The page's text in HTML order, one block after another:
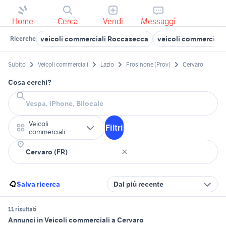
Home Cerca Vendi Messaggi
Ricerche veicoli commerciali Roccasecca veicoli commerciali
Subito Veicoli commerciali Lazio Frosinone (Prov) Cervaro
Cosa cerchi?
Veicoli
commerciali
Filtri
Salva ricerca Dal più recente
11 risultati
Annunci in Veicoli commerciali a Cervaro